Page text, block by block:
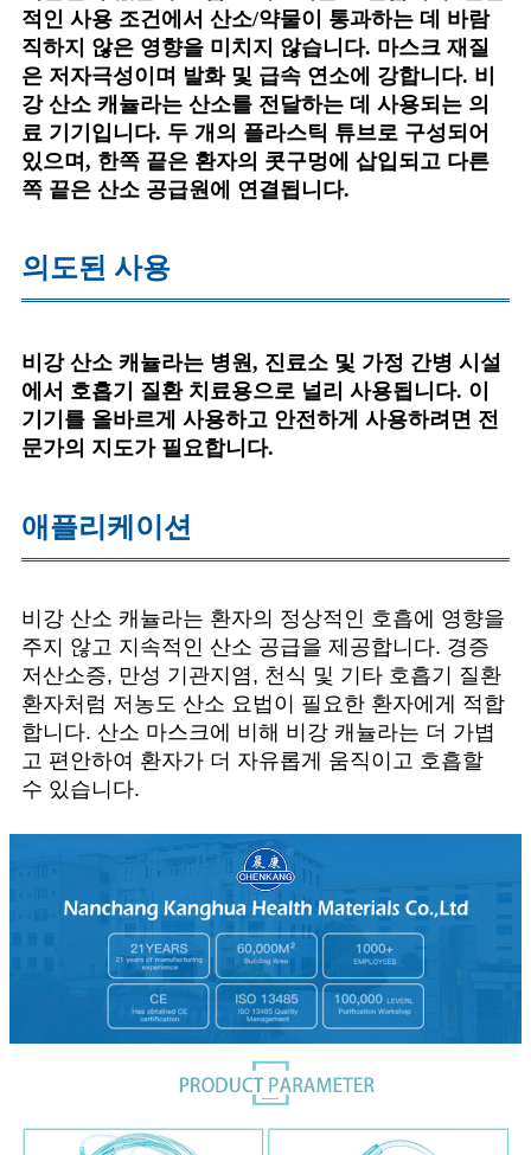
적인 사용 조건에서 산소/약물이 통과하는 데 바람
직하지 않은 영향을 미치지 않습니다. 마스크 재질
은 저자극성이며 발화 및 급속 연소에 강합니다. 비
강 산소 캐뉼라는 산소를 전달하는 데 사용되는 의
료 기기입니다. 두 개의 플라스틱 튜브로 구성되어
있으며, 한쪽 끝은 환자의 콧구멍에 삽입되고 다른
쪽 끝은 산소 공급원에 연결됩니다.
의도된 사용
비강 산소 캐뉼라는 병원, 진료소 및 가정 간병 시설
에서 호흡기 질환 치료용으로 널리 사용됩니다. 이
기기를 올바르게 사용하고 안전하게 사용하려면 전
문가의 지도가 필요합니다.
애플리케이션
비강 산소 캐뉼라는 환자의 정상적인 호흡에 영향을
주지 않고 지속적인 산소 공급을 제공합니다. 경증
저산소증, 만성 기관지염, 천식 및 기타 호흡기 질환
환자처럼 저농도 산소 요법이 필요한 환자에게 적합
합니다. 산소 마스크에 비해 비강 캐뉼라는 더 가볍
고 편안하여 환자가 더 자유롭게 움직이고 호흡할
수 있습니다.